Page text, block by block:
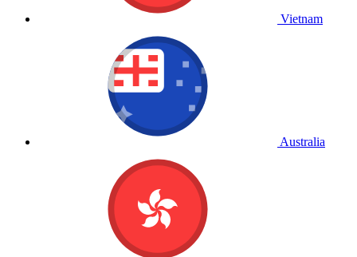
Vietnam
Australia